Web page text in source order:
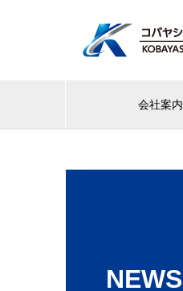
会社案内
NEWS